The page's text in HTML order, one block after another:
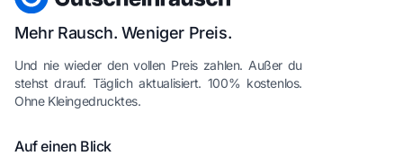
Mehr Rausch. Weniger Preis.
Und nie wieder den vollen Preis zahlen. Außer du
stehst drauf. Täglich aktualisiert. 100% kostenlos.
Ohne Kleingedrucktes.
Auf einen Blick